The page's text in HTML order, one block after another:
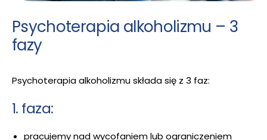
Psychoterapia alkoholizmu – 3
fazy
Psychoterapia alkoholizmu składa się z 3 faz:
1. faza:
pracujemy nad wycofaniem lub ograniczeniem